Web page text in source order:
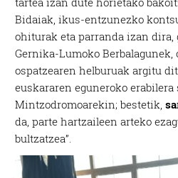
Bidaiak, ikus-entzunezko
ohiturak eta parranda izan dira,
Gernika-Lumoko Berbalagunek,
ospatzearen helburuak argitu
euskararen eguneroko
Mintzodromoarekin; bestetik,
da, parte hartzaileen arteko
bultzatzea”.